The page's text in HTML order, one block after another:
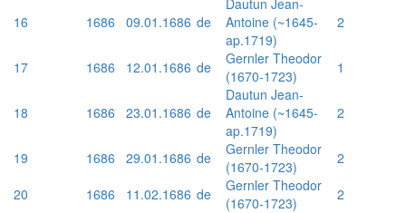
16 1686 09.01.1686 de
Antoine (~1645-
ap.1719)
2
17 1686 12.01.1686 de
Gernler Theodor
(1670-1723)
1
18 1686 23.01.1686 de
Dautun Jean-
Antoine (~1645-
ap.1719)
2
19 1686 29.01.1686 de
Gernler Theodor
(1670-1723)
2
20
1686 11.02.1686 de
Gernler Theodor
(1670-1723)
2